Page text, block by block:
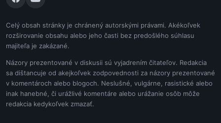
Celý obsah stránky je chránený autorskými právami. Akékoľvek
rozširovanie obsahu alebo jeho časti bez predošlého súhlasu
majiteľa je zakázané.
Názory prezentované v diskusii sú vyjadrením čitateľov. Redakcia
sa dištancuje od akejkoľvek zodpovednosti za názory prezentované
v komentároch alebo blogoch. Neslušné, vulgárne, rasistické alebo
inak hanebné, či urážlivé komentáre alebo urážanie osôb môže
redakcia kedykoľvek zmazať.